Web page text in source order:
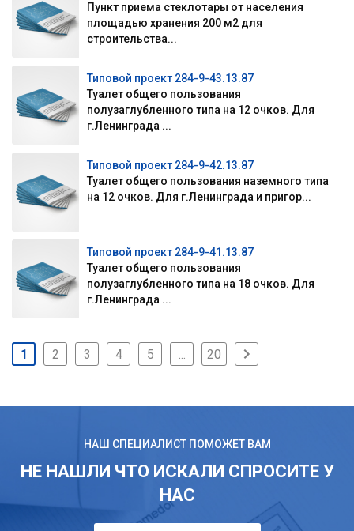
Пункт приема стеклотары от населения
площадью хранения 200 м2 для
строительства...
Типовой проект 284-9-43.13.87
Туалет общего пользования
полузаглубленного типа на 12 очков. Для
г.Ленинграда ...
Типовой проект 284-9-42.13.87
Туалет общего пользования наземного типа
на 12 очков. Для г.Ленинграда и пригор...
Типовой проект 284-9-41.13.87
Туалет общего пользования
полузаглубленного типа на 18 очков. Для
г.Ленинграда ...
1 2 3 4 5 20
НАШ СПЕЦИАЛИСТ ПОМОЖЕТ ВАМ
НЕ НАШЛИ ЧТО ИСКАЛИ СПРОСИТЕ У
НАС